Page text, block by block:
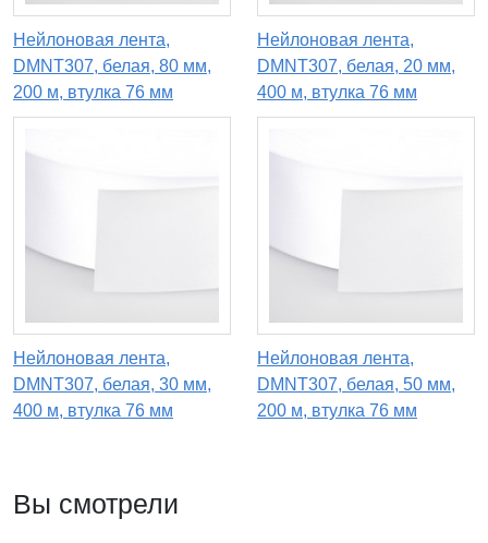
Нейлоновая лента,
DMNT307, белая, 80 мм,
200 м, втулка 76 мм
Нейлоновая лента,
DMNT307, белая, 20 мм,
400 м, втулка 76 мм
Нейлоновая лента,
DMNT307, белая, 30 мм,
400 м, втулка 76 мм
Нейлоновая лента,
DMNT307, белая, 50 мм,
200 м, втулка 76 мм
Вы смотрели